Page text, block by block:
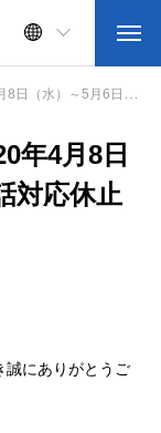
水） 電話対応休止のお知らせ
年4月8日
対応休止
誠にありがとうご